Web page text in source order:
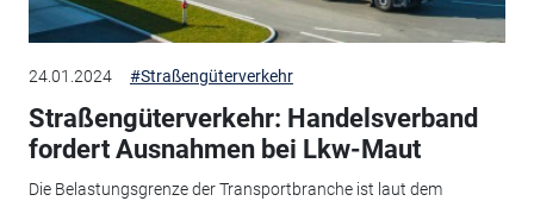
24.01.2024 #Straßengüterverkehr
Straßengüterverkehr: Handelsverband
fordert Ausnahmen bei Lkw-Maut
Die Belastungsgrenze der Transportbranche ist laut dem